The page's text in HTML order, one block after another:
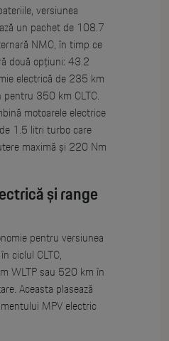
versiunea
un pachet de 108.7
NMC, în timp ce
două opțiuni: 43.2
electrică de 235 km
350 km CLTC.
motoarele electrice
1.5 litri turbo care
maximă și 220 Nm
și range
pentru versiunea
ciclul CLTC,
WLTP sau 520 km în
Aceasta plasează
MPV electric